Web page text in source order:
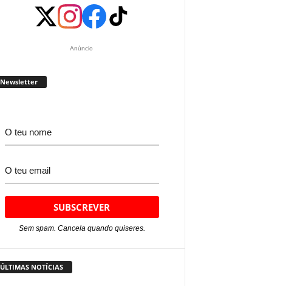
Anúncio
Newsletter
Sem spam. Cancela quando quiseres.
ÚLTIMAS NOTÍCIAS